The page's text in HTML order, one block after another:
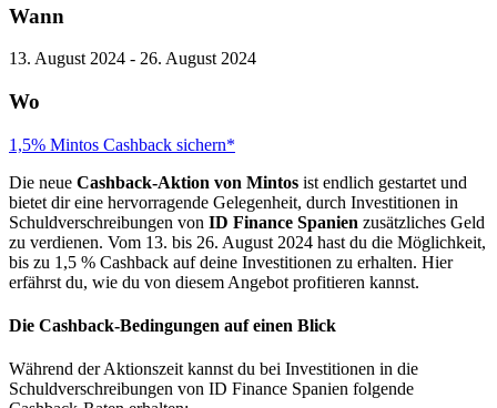
Wann
13. August 2024 - 26. August 2024
Wo
1,5% Mintos Cashback sichern*
Die neue Cashback-Aktion von Mintos ist endlich gestartet und
bietet dir eine hervorragende Gelegenheit, durch Investitionen in
Schuldverschreibungen von ID Finance Spanien zusätzliches Geld
zu verdienen. Vom 13. bis 26. August 2024 hast du die Möglichkeit,
bis zu 1,5 % Cashback auf deine Investitionen zu erhalten. Hier
erfährst du, wie du von diesem Angebot profitieren kannst.
Die Cashback-Bedingungen auf einen Blick
Während der Aktionszeit kannst du bei Investitionen in die
Schuldverschreibungen von ID Finance Spanien folgende